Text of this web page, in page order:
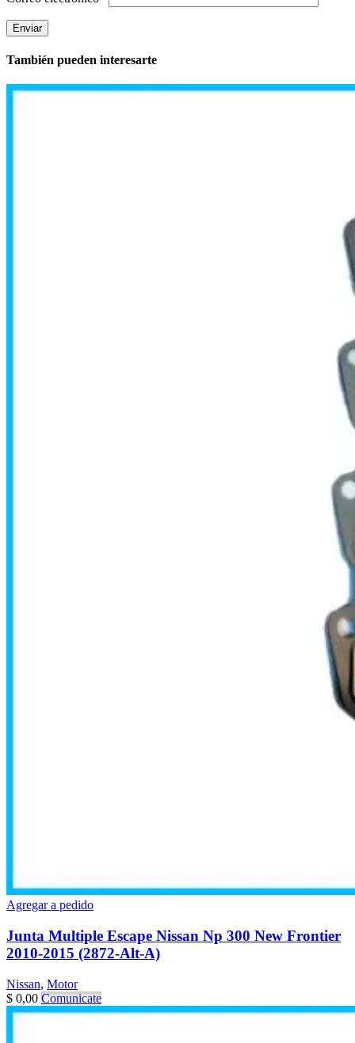
También pueden interesarte
Agregar a pedido
Junta Multiple Escape Nissan Np 300 New Frontier
2010-2015 (2872-Alt-A)
Nissan, Motor
$ 0,00 Comunicate